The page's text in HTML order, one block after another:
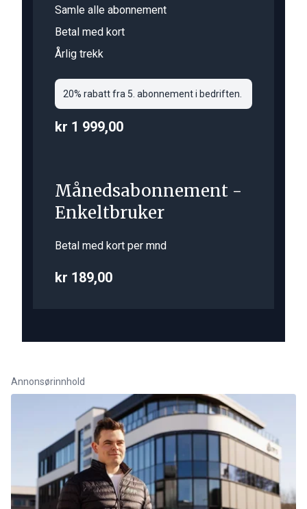
Samle alle abonnement
Betal med kort
Årlig trekk
20% rabatt fra 5. abonnement i bedriften.
kr 1 999,00
Månedsabonnement -
Enkeltbruker
Betal med kort per mnd
kr 189,00
Annonsørinnhold